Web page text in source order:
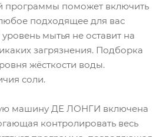
программы поможет включить
подходящее для вас
мытья не оставит на
загрязнения. Подборка
жёсткости воды.
соли.
машину ДЕ ЛОНГИ включена
контролировать весь